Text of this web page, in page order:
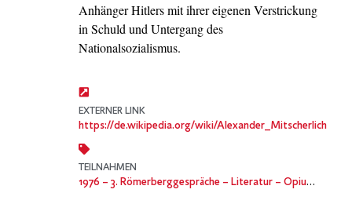
Anhänger Hitlers mit ihrer eigenen Verstrickung
in Schuld und Untergang des
Nationalsozialismus.
EXTERNER LINK
https://de.wikipedia.org/wiki/Alexander_Mitscherlich
TEILNAHMEN
1976 – 3. Römerberggespräche – Literatur – Opium ohne Volk